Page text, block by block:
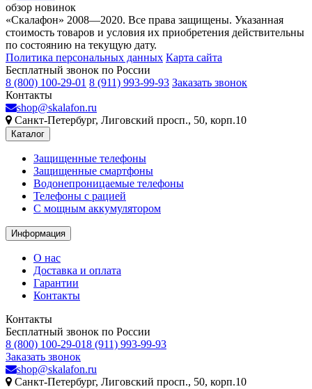
обзор новинок
«Скалафон» 2008—2020. Все права защищены. Указанная
стоимость товаров и условия их приобретения действительны
по состоянию на текущую дату.
Политика персональных данных Карта сайта
Бесплатный звонок по России
8 (800) 100-29-01 8 (911) 993-99-93 Заказать звонок
Контакты
shop@skalafon.ru
Санкт-Петербург, Лиговский просп., 50, корп.10
Каталог
Защищенные телефоны
Защищенные смартфоны
Водонепроницаемые телефоны
Телефоны с рацией
C мощным аккумулятором
Информация
О нас
Доставка и оплата
Гарантии
Контакты
Контакты
Бесплатный звонок по России
8 (800) 100-29-018 (911) 993-99-93
Заказать звонок
shop@skalafon.ru
Санкт-Петербург, Лиговский просп., 50, корп.10